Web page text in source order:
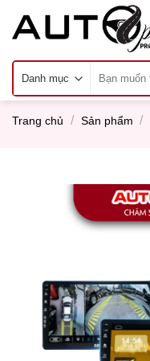
kiếm:
Trang chủ / Sản phẩm /